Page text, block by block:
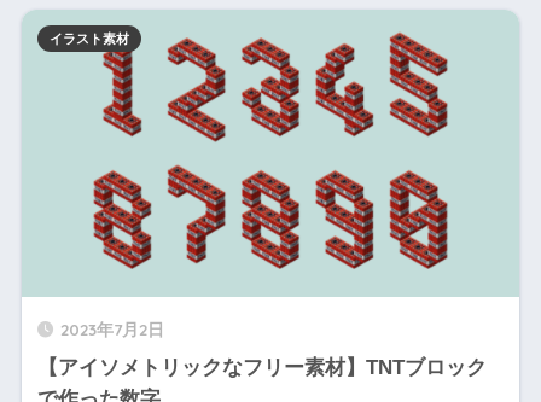
2023年7月2日
【アイソメトリックなフリー素材】TNTブロック
イラスト素材